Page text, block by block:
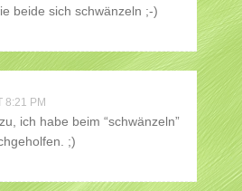
beide sich schwänzeln ;-)
8:21 PM
ich habe beim “schwänzeln”
;)